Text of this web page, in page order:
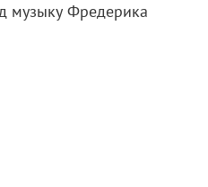
музыку Фредерика